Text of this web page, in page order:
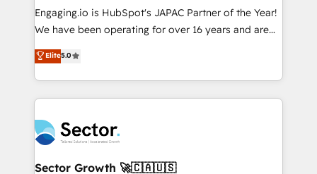
contratar e pagar a HubSpot em reais com nota
fiscal no Brasil e gerar economia de até 50% na
Oferecemos ainda agentes de IA especializados em
HubSpot que automatizam tarefas executam rotinas
empresas em 13 países utilizam a Nexforce. Somos
a maior parceira da HubSpot na América Latina e
líder no ranking global de sucesso do cliente da
Engaging.io is HubSpot's JAPAC Partner of the Year!
We have been operating for over 16 years and are
one of HubSpot's most experienced and technically
capable Agency Partners globally. We specialise in
complex CRM migrations, implementations,
integrations, custom CMS portal development,
businesses. Our teams are based in North America
and APAC. We are HubSpot's top-ranked Advanced
Implementation Certified Partner and we contribute
Elite5.0
Sector Growth 🚀🇨🇦🇺🇸